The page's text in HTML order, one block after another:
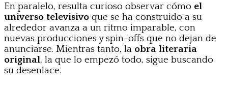
En paralelo, resulta curioso observar cómo el
universo televisivo que se ha construido a su
alrededor avanza a un ritmo imparable, con
nuevas producciones y spin-offs que no dejan de
anunciarse. Mientras tanto, la obra literaria
original, la que lo empezó todo, sigue buscando
su desenlace.